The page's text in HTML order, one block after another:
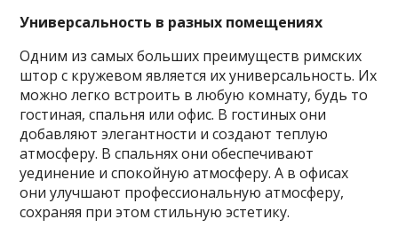
Универсальность в разных помещениях
Одним из самых больших преимуществ римских
штор с кружевом является их универсальность. Их
можно легко встроить в любую комнату, будь то
гостиная, спальня или офис. В гостиных они
добавляют элегантности и создают теплую
атмосферу. В спальнях они обеспечивают
уединение и спокойную атмосферу. А в офисах
они улучшают профессиональную атмосферу,
сохраняя при этом стильную эстетику.